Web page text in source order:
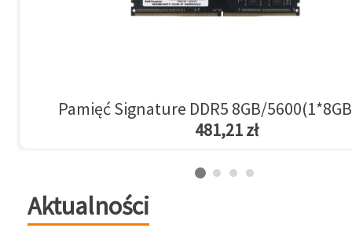
Pamięć Signature DDR5 8GB/
481,21 zł
Aktualności